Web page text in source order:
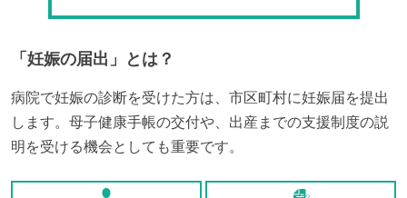
「 妊娠の届出 」とは？
病院で妊娠の診断を受けた方は、市区町村に妊娠届を提出
します。母子健康手帳の交付や、出産までの支援制度の説
明を受ける機会としても重要です。